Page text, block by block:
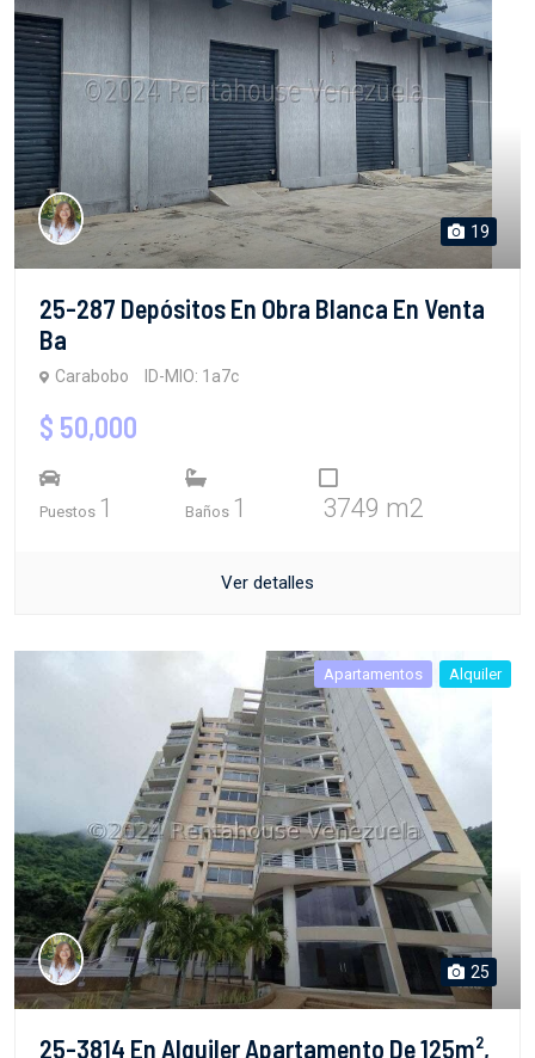
19
25-287 Depósitos En Obra Blanca En Venta
Ba
Carabobo ID-MIO: 1a7c
$ 50,000
Puestos 1 Baños 1 3749 m2
Ver detalles
Apartamentos Alquiler
25
25-3814 En Alquiler Apartamento De 125m²,